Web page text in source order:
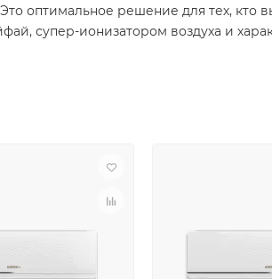
оптимальное решение для тех, кто
супер-ионизатором воздуха и